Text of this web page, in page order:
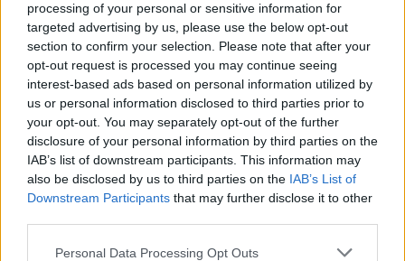
processing of your personal or sensitive information for
targeted advertising by us, please use the below opt-out
section to confirm your selection. Please note that after your
opt-out request is processed you may continue seeing
interest-based ads based on personal information utilized by
us or personal information disclosed to third parties prior to
your opt-out. You may separately opt-out of the further
disclosure of your personal information by third parties on the
IAB’s list of downstream participants. This information may
also be disclosed by us to third parties on the IAB’s List of
Downstream Participants that may further disclose it to other
Personal Data Processing Opt Outs
Comuníquese inmediatamente con su proveedor de
atención de salud si nota alguno de los síntomas que
pueden indicar trastornos del hígado indicados a
continuación:
Anuncios
Inapetencia.
Amarillamiento de la piel o de la esclerótica (la
parte blanca) de los ojos (ictericia).
Orina de color oscuro.
Heces de color claro.
Picazón de la piel.
Dolor en la región del estómago (dolor